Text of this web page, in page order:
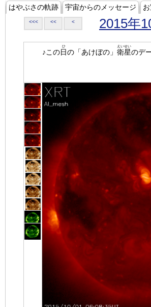
はやぶさの軌跡 宇宙からのメッセージ
<<< << < 2015年
♪この日
ひ
の「あけぼの」 衛星
えいせい
のデ